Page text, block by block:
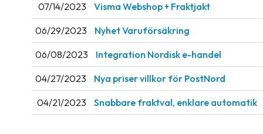
07/14/2023 Visma Webshop + Fraktjakt
06/29/2023 Nyhet Varuförsäkring
06/08/2023 Integration Nordisk e-handel
04/27/2023 Nya priser villkor för PostNord
04/21/2023 Snabbare fraktval, enklare automatik